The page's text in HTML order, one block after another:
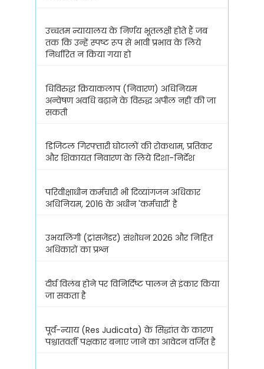
उच्चतम न्यायालय के निर्णय भूतलक्षी होते हैं जब
तक कि उन्हें स्पष्ट रूप से भावी प्रभाव के लिये
निर्धारित न किया गया हो
धिविरुद्ध क्रियाकलाप (निवारण) अधिनियम
अन्वेषण अवधि बढ़ाने के विरुद्ध अपील नहीं की जा
सकती
डिजिटल गिरफ्तारी घोटालों की रोकथाम, प्रतिकर
और शिकायत निवारण के लिये दिशा-निर्देश
परिवीक्षाधीन कर्मचारी भी दिव्यांगजन अधिकार
अधिनियम, 2016 के अधीन 'कर्मचारी' है
उभयलिंगी (ट्रांसजेंडर) संशोधन 2026 और निहित
अधिकारों का प्रश्न
दीर्घ विलंब होने पर विनिर्दिष्ट पालन से इंकार किया
जा सकता है
पूर्व-न्याय (Res Judicata) के सिद्धांत के कारण
पश्चातवर्ती पक्षकार बनाए जाने का आवेदन वर्जित है